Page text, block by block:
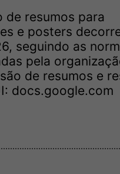
de resumos para
e posters
seguindo as
pela
de resumos e
docs.google.com